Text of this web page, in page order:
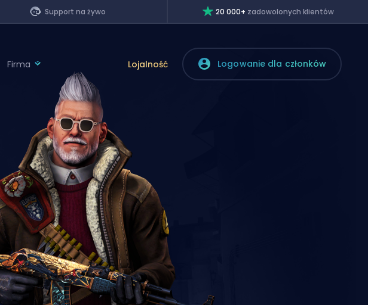
Support na żywo 20 000+ zadowolonych klientów
Firma Lojalność Logowanie dla członków